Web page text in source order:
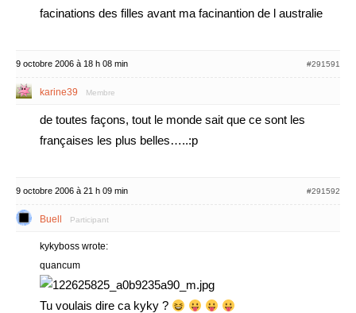
facinations des filles avant ma facinantion de l australie
9 octobre 2006 à 18 h 08 min #291591
karine39 Membre
de toutes façons, tout le monde sait que ce sont les
françaises les plus belles…..:p
9 octobre 2006 à 21 h 09 min #291592
Buell Participant
kykyboss wrote:
quancum
Tu voulais dire ca kyky ?